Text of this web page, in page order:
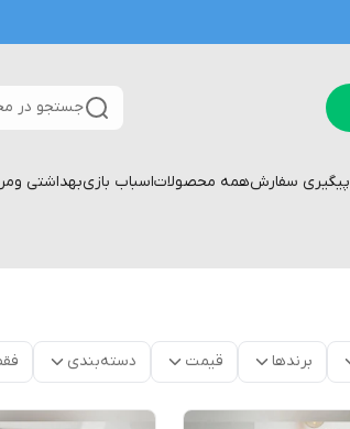
جستجو در
پیگیری سفارشهمه محصولاتاسباب بازیبهداشتی
برندها قیمت دسته‌بندی